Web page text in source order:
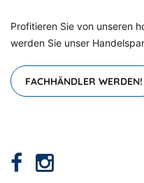
Profitieren Sie von unseren
werden Sie unser
FACHHÄNDLER WERDEN!